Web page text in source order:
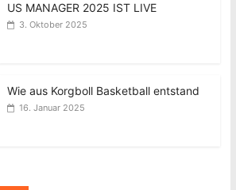
US MANAGER 2025 IST LIVE
3. Oktober 2025
Wie aus Korgboll Basketball entstand
16. Januar 2025